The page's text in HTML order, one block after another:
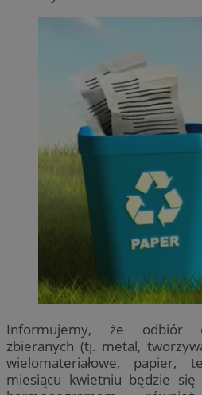
Informujemy, że odbiór
zbieranych (tj. metal,
wielomateriałowe, papier,
miesiącu kwietniu będzie się